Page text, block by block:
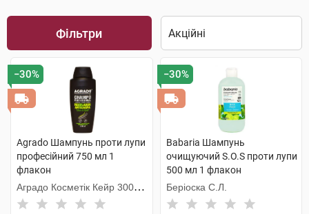
Фільтри
−30%
Agrado Шампунь проти лупи
професійний 750 мл 1
флакон
Аградо Косметік Кейр 3000
С.Л.У.
−30%
Babaria Шампунь
очищуючий S.O.S проти лупи
500 мл 1 флакон
Беріоска С.Л.